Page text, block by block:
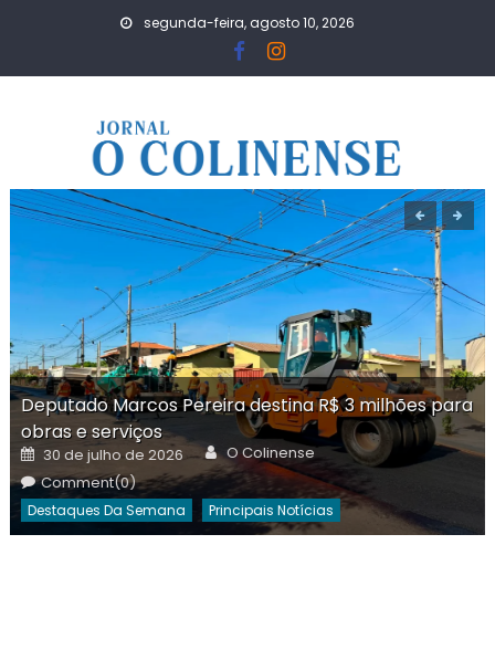
segunda-feira, agosto 10, 2026
Deputado Marcos Pereira destina R$ 3 milhões para
obras e serviços
Posted
on
30 de julho de 2026 Author
O Colinense
Comment(0)
Destaques Da Semana Principais Notícias